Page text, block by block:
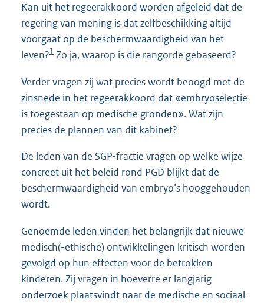
Kan uit het regeerakkoord worden afgeleid dat de
regering van mening is dat zelfbeschikking altijd
voorgaat op de beschermwaardigheid van het
leven?1 Zo ja, waarop is die rangorde gebaseerd?
Verder vragen zij wat precies wordt beoogd met de
zinsnede in het regeerakkoord dat «embryoselectie
is toegestaan op medische gronden». Wat zijn
precies de plannen van dit kabinet?
De leden van de SGP-fractie vragen op welke wijze
concreet uit het beleid rond PGD blijkt dat de
beschermwaardigheid van embryo’s hooggehouden
wordt.
Genoemde leden vinden het belangrijk dat nieuwe
medisch(-ethische) ontwikkelingen kritisch worden
gevolgd op hun effecten voor de betrokken
kinderen. Zij vragen in hoeverre er langjarig
onderzoek plaatsvindt naar de medische en sociaal-